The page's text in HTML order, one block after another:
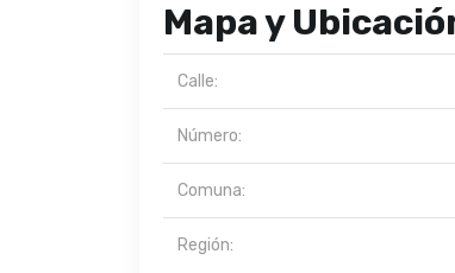
Mapa y
Calle:
Número:
Comuna:
Región: